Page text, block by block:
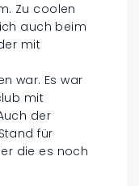
Zu coolen
auch beim
mit
war. Es war
mit
der
für
die es noch